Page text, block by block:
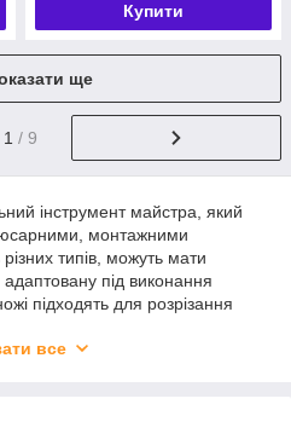
Купити
ще
1 / 9
інструмент майстра, який
монтажними
типів, можуть мати
адаптовану під виконання
підходять для розрізання
кабелів тощо.
все